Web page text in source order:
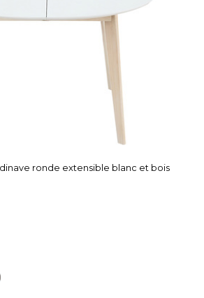
ronde extensible blanc et bois